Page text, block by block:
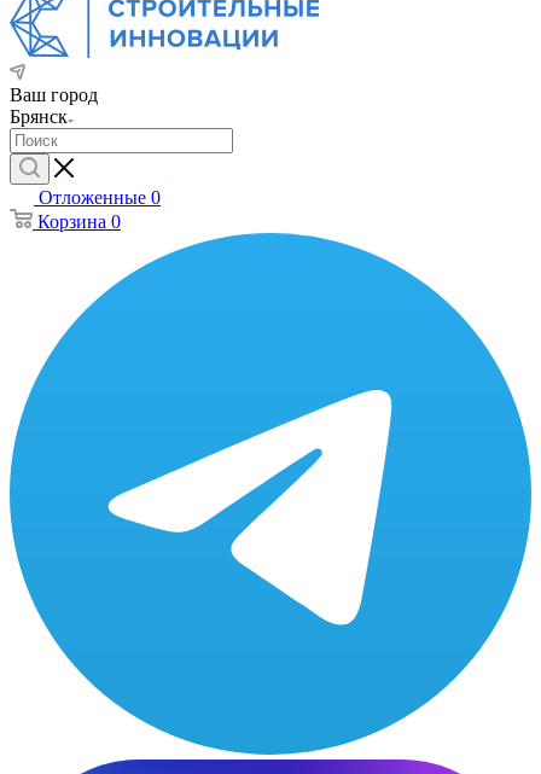
Ваш город
Брянск
Отложенные 0
Корзина 0